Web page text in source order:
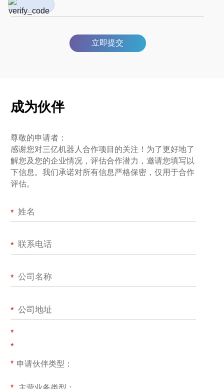
立即提交
成为伙伴
尊敬的申请者：
感谢您对三亿机器人合作项目的关注！为了更好地了
解您及您的企业情况，评估合作潜力，邀请您填写以
下信息。我们承诺对所有信息严格保密，仅用于合作
评估。
*
*
*
* 公司地址
*
*
* 申请伙伴类型：